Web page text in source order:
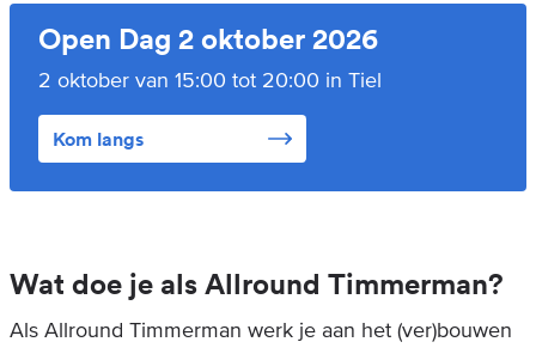
Open Dag 2 oktober 2026
2 oktober van 15:00 tot 20:00 in Tiel
Kom langs
Wat doe je als Allround Timmerman?
Als Allround Timmerman werk je aan het (ver)bouwen